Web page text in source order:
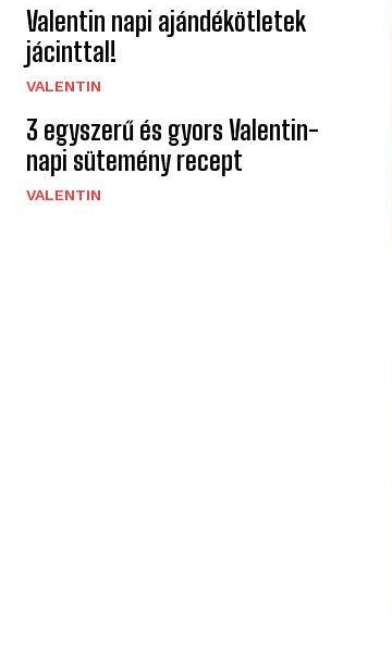
Valentin napi ajándékötletek
jácinttal!
VALENTIN
3 egyszerű és gyors Valentin-
napi sütemény recept
VALENTIN